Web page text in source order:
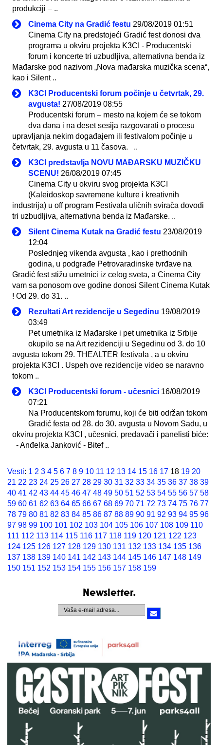
produkciji – ..
Cinema City na Gradić festu 29/08/2019 01:51
Cinema City na predstojeći Gradić fest donosi dva
programa u okviru projekta K3CI - Producentski
forum i koncerte tri uzbudljiva, alternativna benda iz
Mađarske pod nazivom „Nova mađarska muzička scena“,
kao i Silent ..
K3CI Producentski forum počinje u četvrtak, 29.
avgusta! 27/08/2019 08:55
Producentski forum – mesto na kojem će se tokom
dva dana i na deset sesija razgovarati o procesu
upravljanja nekim događajem ili festivalom počinje u
četvrtak, 29. avgusta u 11 časova. ..
K3CI predstavlja NOVU MAĐARSKU MUZIČKU
SCENU! 26/08/2019 07:45
Cinema City u okviru svog projekta K3CI
(Kaleidoskop savremene kulture i kreativnih
industrija) u off program Festivala uličnih svirača dovodi
tri uzbudljiva, alternativna benda iz Mađarske. ..
Silent Cinema Kutak na Gradić festu 23/08/2019
12:04
Poslednjeg vikenda avgusta , kao i prethodnih
godina, u podgrađe Petrovaradinske tvrđave na
Gradić fest stižu umetnici iz celog sveta, a Cinema City
vam sa ponosom ove godine donosi Silent Cinema Kutak
! Od 29. do 31. ..
Rezultati Art rezidencije u Segedinu 19/08/2019
03:49
Pet umetnika iz Mađarske i pet umetnika iz Srbije
okupilo se na Art rezidenciji u Segedinu od 3. do 10
avgusta tokom 29. THEALTER festivala , a u okviru
projekta K3CI . Uspeh ove rezidencije video se naravno
tokom ..
K3CI Producentski forum - učesnici 16/08/2019
07:21
Na Producentskom forumu, koji će biti održan tokom
Gradić festa od 28. do 30. avgusta u Novom Sadu, u
okviru projekta K3CI , učesnici, predavači i panelisti biće:
- Anđelka Janković - Bitef ..
Vesti: 1 2 3 4 5 6 7 8 9 10 11 12 13 14 15 16 17 18 19 20
21 22 23 24 25 26 27 28 29 30 31 32 33 34 35 36 37 38 39
40 41 42 43 44 45 46 47 48 49 50 51 52 53 54 55 56 57 58
59 60 61 62 63 64 65 66 67 68 69 70 71 72 73 74 75 76 77
78 79 80 81 82 83 84 85 86 87 88 89 90 91 92 93 94 95 96
97 98 99 100 101 102 103 104 105 106 107 108 109 110
111 112 113 114 115 116 117 118 119 120 121 122 123
124 125 126 127 128 129 130 131 132 133 134 135 136
137 138 139 140 141 142 143 144 145 146 147 148 149
150 151 152 153 154 155 156 157 158 159
Newsletter.